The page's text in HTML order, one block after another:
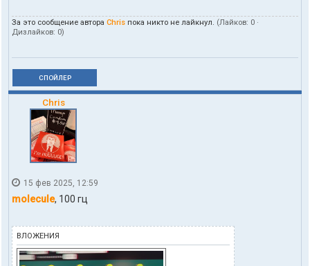
За это сообщение автора Chris пока никто не лайкнул. (Лайков: 0 ·
Дизлайков: 0)
СПОЙЛЕР
Chris
15 фев 2025, 12:59
molecule, 100 гц
ВЛОЖЕНИЯ